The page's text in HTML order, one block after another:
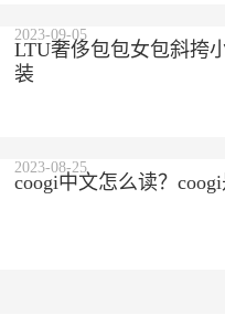
LTU奢侈包包女包斜挎
装
2023-09-05
coogi中文怎么读？coogi
2023-08-25